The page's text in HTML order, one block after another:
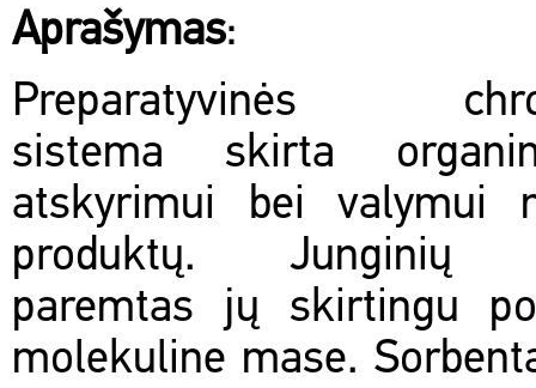
Aprašymas:
Preparatyvinės
sistema skirta
atskyrimui bei valymui
produktų. Junginių
paremtas jų skirtingu
molekuline mase.